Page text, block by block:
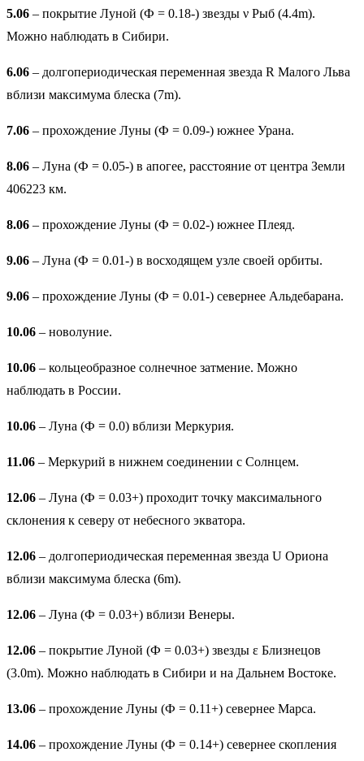
5.06 – покрытие Луной (Ф = 0.18-) звезды ν Рыб (4.4m).
Можно наблюдать в Сибири.
6.06 – долгопериодическая переменная звезда R Малого Льва
вблизи максимума блеска (7m).
7.06 – прохождение Луны (Ф = 0.09-) южнее Урана.
8.06 – Луна (Ф = 0.05-) в апогее, расстояние от центра Земли
406223 км.
8.06 – прохождение Луны (Ф = 0.02-) южнее Плеяд.
9.06 – Луна (Ф = 0.01-) в восходящем узле своей орбиты.
9.06 – прохождение Луны (Ф = 0.01-) севернее Альдебарана.
10.06 – новолуние.
10.06 – кольцеобразное солнечное затмение. Можно
наблюдать в России.
10.06 – Луна (Ф = 0.0) вблизи Меркурия.
11.06 – Меркурий в нижнем соединении с Солнцем.
12.06 – Луна (Ф = 0.03+) проходит точку максимального
склонения к северу от небесного экватора.
12.06 – долгопериодическая переменная звезда U Ориона
вблизи максимума блеска (6m).
12.06 – Луна (Ф = 0.03+) вблизи Венеры.
12.06 – покрытие Луной (Ф = 0.03+) звезды ε Близнецов
(3.0m). Можно наблюдать в Сибири и на Дальнем Востоке.
13.06 – прохождение Луны (Ф = 0.11+) севернее Марса.
14.06 – прохождение Луны (Ф = 0.14+) севернее скопления